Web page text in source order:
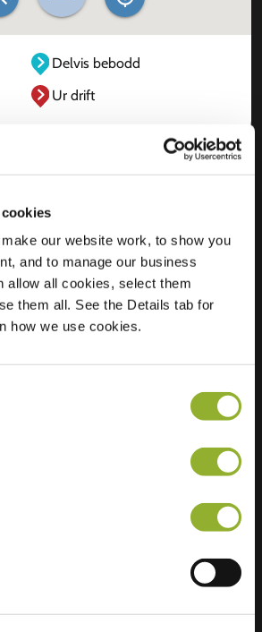
our website work, to show you
and to manage our business
allow all cookies, select them
them all. See the Details tab for
how we use cookies.
Delvis bebodd
Ur drift
Havezatelaan 109
7414 GG Deventer
Nederländerna
0 of 2 available